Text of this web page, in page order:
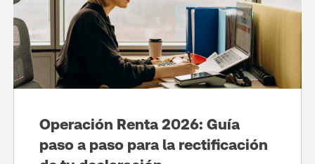
Operación Renta 2026: Guía
paso a paso para la rectificación